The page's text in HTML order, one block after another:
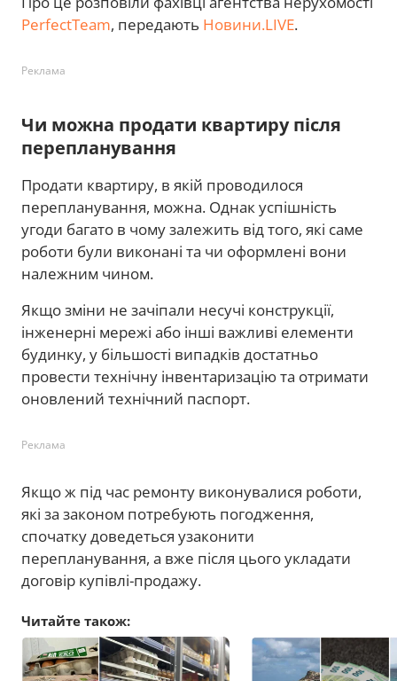
PerfectTeam, передають Новини.LIVE.
Реклама
Чи можна продати квартиру після
перепланування
Продати квартиру, в якій проводилося
перепланування, можна. Однак успішність
угоди багато в чому залежить від того, які саме
роботи були виконані та чи оформлені вони
належним чином.
Якщо зміни не зачіпали несучі конструкції,
інженерні мережі або інші важливі елементи
будинку, у більшості випадків достатньо
провести технічну інвентаризацію та отримати
оновлений технічний паспорт.
Реклама
Якщо ж під час ремонту виконувалися роботи,
які за законом потребують погодження,
спочатку доведеться узаконити
перепланування, а вже після цього укладати
договір купівлі-продажу.
Читайте також: